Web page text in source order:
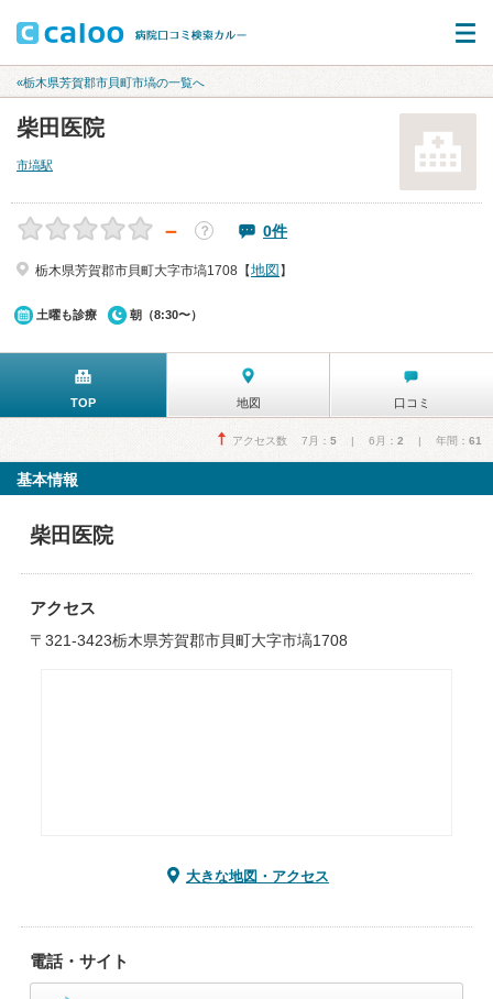
«栃木県芳賀郡市貝町市塙の一覧へ
柴田医院
市塙駅
－ ？ 0件
栃木県芳賀郡市貝町大字市塙1708【地図 】
土曜も診療 朝（8:30〜）
TOP 地図 口コミ
アクセス数 7月： 5 | 6月： 2 | 年間： 61
基本情報
柴田医院
アクセス
〒321-3423栃木県芳賀郡市貝町大字市塙1708
大きな地図・アクセス
電話・サイト